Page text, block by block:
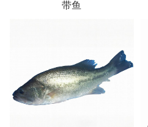
带鱼